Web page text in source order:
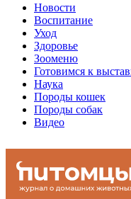
Новости
Воспитание
Уход
Здоровье
Зооменю
Готовимся к
Наука
Породы кошек
Породы собак
Видео